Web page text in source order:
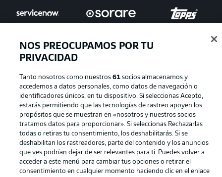
Gestionar las preferencias Declaracion de privacidad
Canales Trabajos
Jugadores Condiciones de uso
Sello Editorial Contacto
NOS PREOCUPAMOS POR TU
PRIVACIDAD
Tanto nosotros como nuestros61 socios almacenamos y
accedemos a datos personales, como datos de navegación o
identificadores únicos, en tu dispositivo. Si seleccionas Acepto,
estarás permitiendo que las tecnologías de rastreo apoyen los
propósitos que se muestran en «nosotros y nuestros socios
tratamos datos para proporcionar». Si seleccionas Rechazarlas
todas o retiras tu consentimiento, los deshabilitarás. Si se
deshabilitan los rastreadores, parte del contenido y los anuncios
que ves podrían dejar de ser relevantes para ti. Puedes volver a
acceder a este menú para cambiar tus opciones o retirar el
consentimiento en cualquier momento haciendo clic en el enlace